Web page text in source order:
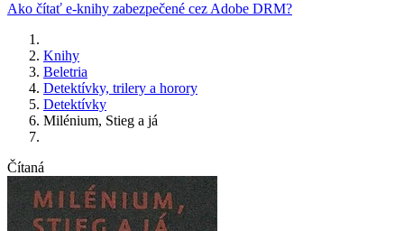
Ako čítať e-knihy zabezpečené cez Adobe DRM?
Knihy
Beletria
Detektívky, trilery a horory
Detektívky
Milénium, Stieg a já
Čítaná